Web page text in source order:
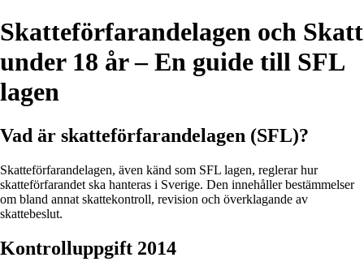
Skatteförfarandelagen och Skatt
under 18 år – En guide till SFL
lagen
Vad är skatteförfarandelagen (SFL)?
Skatteförfarandelagen, även känd som SFL lagen, reglerar hur
skatteförfarandet ska hanteras i Sverige. Den innehåller bestämmelser
om bland annat skattekontroll, revision och överklagande av
skattebeslut.
Kontrolluppgift 2014